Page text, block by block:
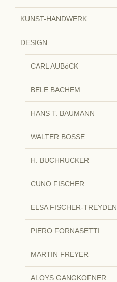
KUNST-HANDWERK
DESIGN
CARL AUBöCK
BELE BACHEM
HANS T. BAUMANN
WALTER BOSSE
H. BUCHRUCKER
CUNO FISCHER
ELSA FISCHER-TREYDEN
PIERO FORNASETTI
MARTIN FREYER
ALOYS GANGKOFNER